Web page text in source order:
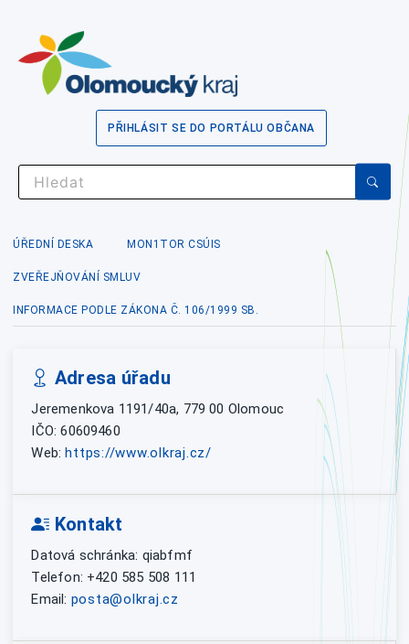
PŘIHLÁSIT SE DO PORTÁLU OBČANA
ÚŘEDNÍ DESKA MON1TOR CSÚIS
ZVEŘEJŇOVÁNÍ SMLUV
INFORMACE PODLE ZÁKONA Č. 106/1999 SB.
Adresa úřadu
Jeremenkova 1191/40a, 779 00 Olomouc
IČO: 60609460
Web: https://www.olkraj.cz/
Kontakt
Datová schránka: qiabfmf
Telefon: +420 585 508 111
Email: posta@olkraj.cz